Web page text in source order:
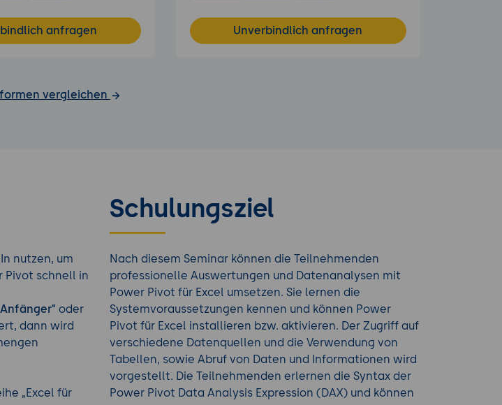
anfragen Unverbindlich anfragen
vergleichen
nutzen, um
Pivot schnell in
oder
dann wird
„Excel für
Schulungsziel
Nach diesem Seminar können die Teilnehmenden
professionelle Auswertungen und Datenanalysen mit
Power Pivot für Excel umsetzen. Sie lernen die
Systemvoraussetzungen kennen und können Power
Pivot für Excel installieren bzw. aktivieren. Der Zugriff auf
verschiedene Datenquellen und die Verwendung von
Tabellen, sowie Abruf von Daten und Informationen wird
vorgestellt. Die Teilnehmenden erlernen die Syntax der
Power Pivot Data Analysis Expression (DAX) und können